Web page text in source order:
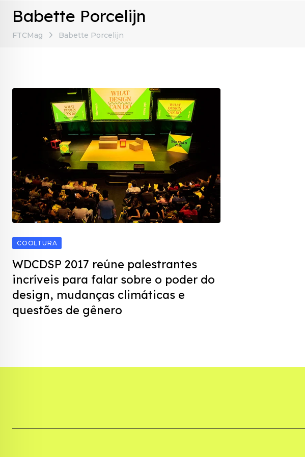
Babette Porcelijn
FTCMag Babette Porcelijn
COOLTURA
WDCDSP 2017 reúne palestrantes
incríveis para falar sobre o poder do
design, mudanças climáticas e
questões de gênero